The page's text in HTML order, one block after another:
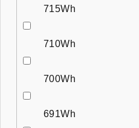
715Wh
710Wh
700Wh
691Wh